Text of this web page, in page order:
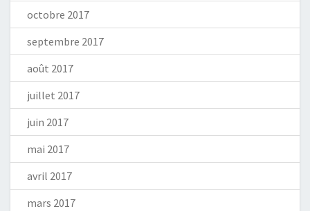
octobre 2017
septembre 2017
août 2017
juillet 2017
juin 2017
mai 2017
avril 2017
mars 2017